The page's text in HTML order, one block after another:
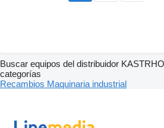
Buscar equipos del distribuidor
categorías
Recambios Maquinaria industrial